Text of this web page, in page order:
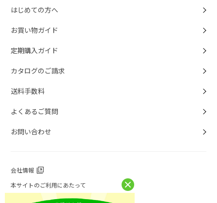
はじめての方へ
お買い物ガイド
定期購入ガイド
カタログのご請求
送料手数料
よくあるご質問
お問い合わせ
会社情報
本サイトのご利用にあたって
個人情報保護方針